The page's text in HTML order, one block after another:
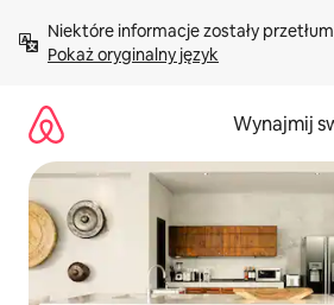
treści Pokaż oryginalny język
Wynajmij